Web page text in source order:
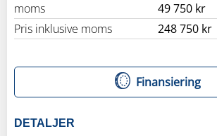
moms
49 750 kr
Pris inklusive moms
248 750 kr
Finansiering
DETALJER